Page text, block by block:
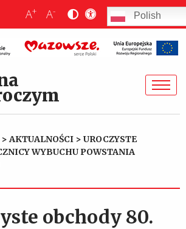
A+ A- Polish
>AKTUALNOŚCI > UROCZYSTE
WYBUCHU POWSTANIA
obchody 80.